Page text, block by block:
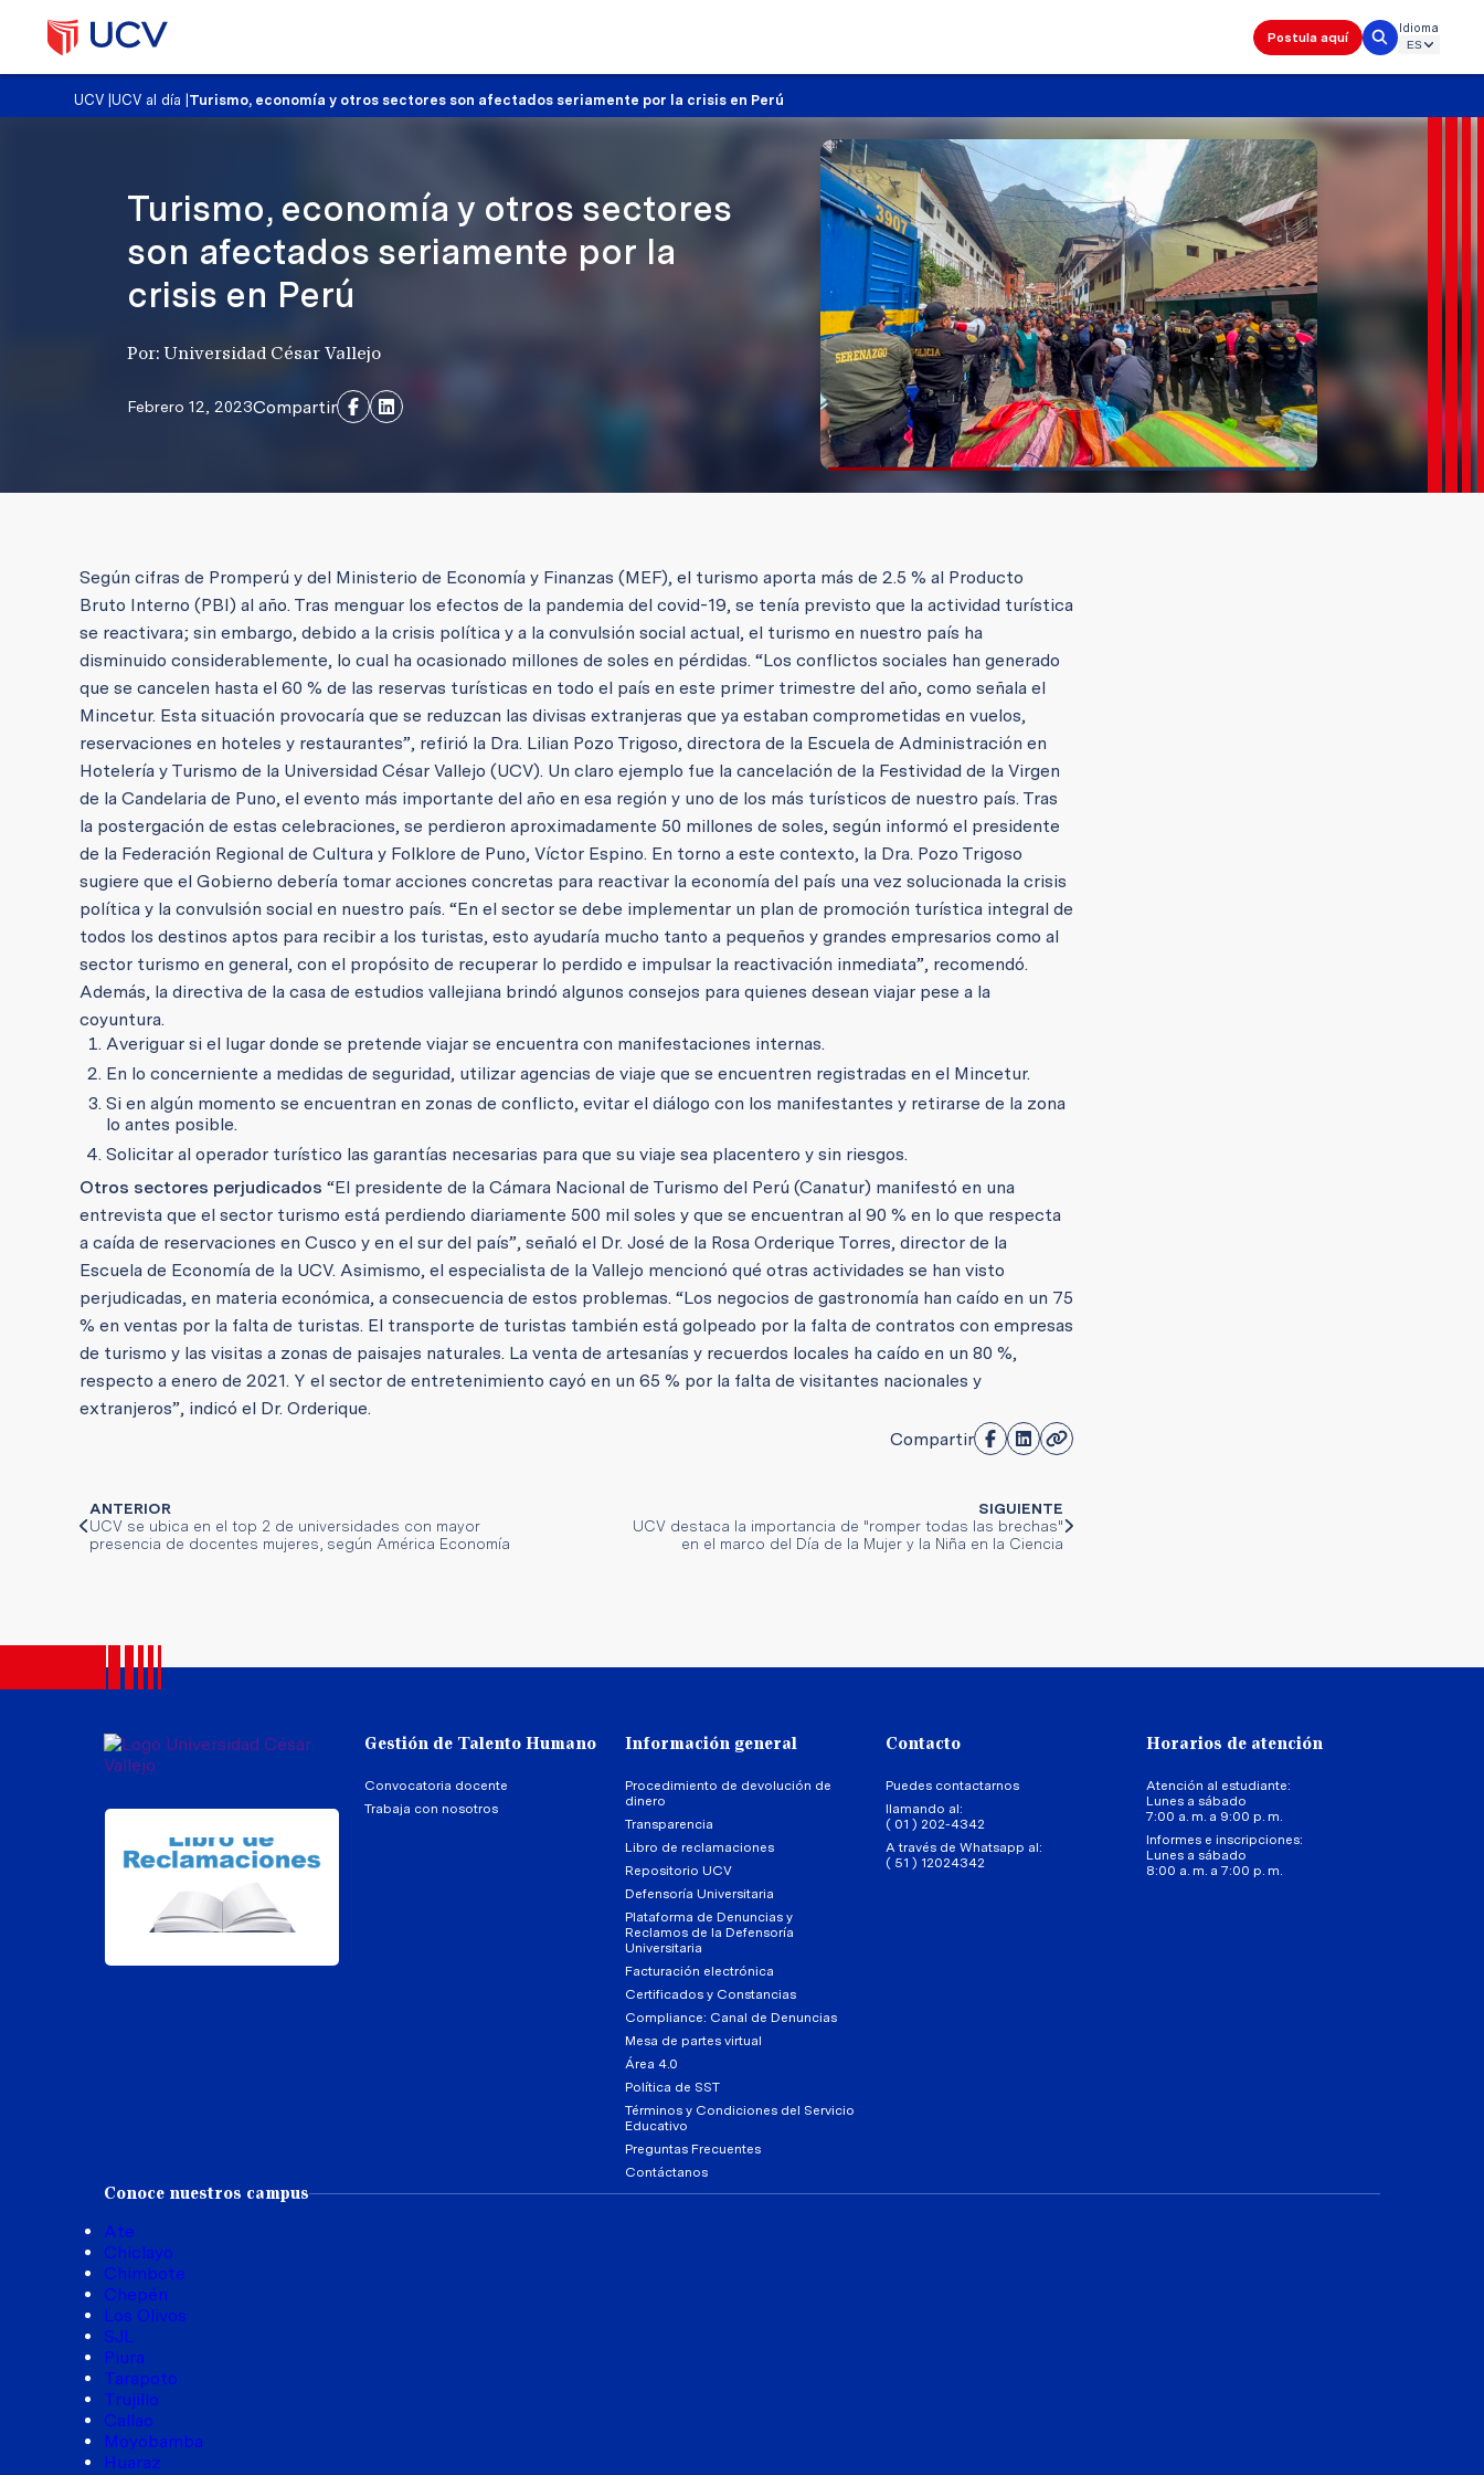
Postula aquí
Idioma
UCV |UCV al día Turismo, economía y otros sectores son afectados seriamente por la crisis en Perú
Turismo, economía y otros sectores
son afectados seriamente por la
crisis en Perú
Por: Universidad César Vallejo
Febrero 12, 2023Compartir
Según cifras de Promperú y del Ministerio de Economía y Finanzas (MEF), el turismo aporta más de 2.5 % al Producto
Bruto Interno (PBI) al año. Tras menguar los efectos de la pandemia del covid-19, se tenía previsto que la actividad turística
se reactivara; sin embargo, debido a la crisis política y a la convulsión social actual, el turismo en nuestro país ha
disminuido considerablemente, lo cual ha ocasionado millones de soles en pérdidas. “Los conflictos sociales han generado
que se cancelen hasta el 60 % de las reservas turísticas en todo el país en este primer trimestre del año, como señala el
Mincetur. Esta situación provocaría que se reduzcan las divisas extranjeras que ya estaban comprometidas en vuelos,
reservaciones en hoteles y restaurantes”, refirió la Dra. Lilian Pozo Trigoso, directora de la Escuela de Administración en
Hotelería y Turismo de la Universidad César Vallejo (UCV). Un claro ejemplo fue la cancelación de la Festividad de la Virgen
de la Candelaria de Puno, el evento más importante del año en esa región y uno de los más turísticos de nuestro país. Tras
la postergación de estas celebraciones, se perdieron aproximadamente 50 millones de soles, según informó el presidente
de la Federación Regional de Cultura y Folklore de Puno, Víctor Espino. En torno a este contexto, la Dra. Pozo Trigoso
sugiere que el Gobierno debería tomar acciones concretas para reactivar la economía del país una vez solucionada la crisis
política y la convulsión social en nuestro país. “En el sector se debe implementar un plan de promoción turística integral de
todos los destinos aptos para recibir a los turistas, esto ayudaría mucho tanto a pequeños y grandes empresarios como al
sector turismo en general, con el propósito de recuperar lo perdido e impulsar la reactivación inmediata”, recomendó.
Además, la directiva de la casa de estudios vallejiana brindó algunos consejos para quienes desean viajar pese a la
coyuntura.
Averiguar si el lugar donde se pretende viajar se encuentra con manifestaciones internas.
En lo concerniente a medidas de seguridad, utilizar agencias de viaje que se encuentren registradas en el Mincetur.
Si en algún momento se encuentran en zonas de conflicto, evitar el diálogo con los manifestantes y retirarse de la zona
lo antes posible.
Solicitar al operador turístico las garantías necesarias para que su viaje sea placentero y sin riesgos.
Otros sectores perjudicados “El presidente de la Cámara Nacional de Turismo del Perú (Canatur) manifestó en una
entrevista que el sector turismo está perdiendo diariamente 500 mil soles y que se encuentran al 90 % en lo que respecta
a caída de reservaciones en Cusco y en el sur del país”, señaló el Dr. José de la Rosa Orderique Torres, director de la
Escuela de Economía de la UCV. Asimismo, el especialista de la Vallejo mencionó qué otras actividades se han visto
perjudicadas, en materia económica, a consecuencia de estos problemas. “Los negocios de gastronomía han caído en un 75
% en ventas por la falta de turistas. El transporte de turistas también está golpeado por la falta de contratos con empresas
de turismo y las visitas a zonas de paisajes naturales. La venta de artesanías y recuerdos locales ha caído en un 80 %,
respecto a enero de 2021. Y el sector de entretenimiento cayó en un 65 % por la falta de visitantes nacionales y
extranjeros”, indicó el Dr. Orderique.
Compartir
ANTERIOR
UCV se ubica en el top 2 de universidades con mayor
presencia de docentes mujeres, según América Economía
SIGUIENTE
UCV destaca la importancia de "romper todas las brechas"
en el marco del Día de la Mujer y la Niña en la Ciencia
Gestión de Talento Humano
Convocatoria docente
Trabaja con nosotros
Información general
Procedimiento de devolución de
dinero
Transparencia
Libro de reclamaciones
Repositorio UCV
Defensoría Universitaria
Plataforma de Denuncias y
Reclamos de la Defensoría
Universitaria
Facturación electrónica
Certificados y Constancias
Compliance: Canal de Denuncias
Mesa de partes virtual
Área 4.0
Política de SST
Términos y Condiciones del Servicio
Educativo
Preguntas Frecuentes
Contáctanos
Contacto
Puedes contactarnos
llamando al:
( 01 ) 202-4342
A través de Whatsapp al:
( 51 ) 12024342
Horarios de atención
Atención al estudiante:
Lunes a sábado
7:00 a. m. a 9:00 p. m.
Informes e inscripciones:
Lunes a sábado
8:00 a. m. a 7:00 p. m.
Conoce nuestros campus
Ate
Chiclayo
Chimbote
Chepén
Los Olivos
SJL
Piura
Tarapoto
Trujillo
Callao
Moyobamba
Huaraz